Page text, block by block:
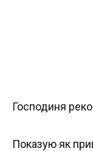
Господиня
Показую як